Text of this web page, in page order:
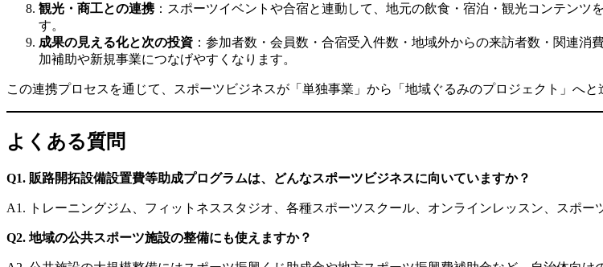
観光・商工との連携：スポーツイベントや合宿と連動して、地元の飲食・宿泊・観光コンテン
す。
成果の見える化と次の投資 ：参加者数・会員数・合宿受入件数・地域外からの来訪者数・関連
加補助や新規事業につなげやすくなります。
この連携プロセスを通じて、スポーツビジネスが「単独事業」から「地域ぐるみのプロジェクト」へと
よくある質問
Q1. 販路開拓設備設置費等助成プログラムは、どんなスポーツビジネスに向いていますか？
A1. トレーニングジム、フィットネススタジオ、各種スポーツスクール、オンラインレッスン、スポ
Q2. 地域の公共スポーツ施設の整備にも使えますか？